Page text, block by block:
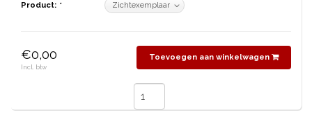
Product: *
€0,00
Incl. btw
Toevoegen aan winkelwagen